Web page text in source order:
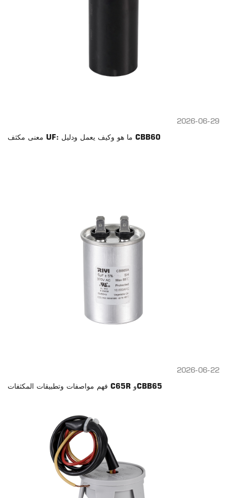
2026-06-29
معنى مكثف UF: ما هو وكيف يعمل ودليل CBB60
2026-06-22
فهم مواصفات وتطبيقات المكثفات C65R وCBB65